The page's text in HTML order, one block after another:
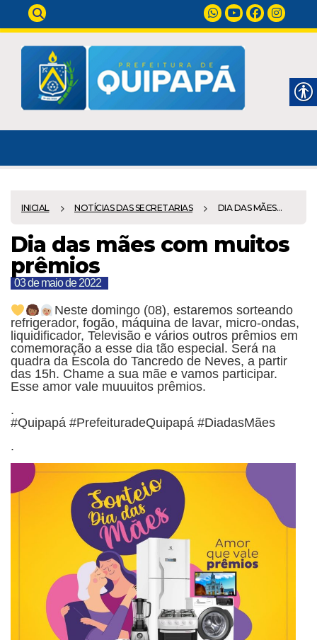
INICIAL NOTÍCIAS DAS SECRETARIAS DIA DAS MÃES...
Dia das mães com muitos
prêmios
03 de maio de 2022
Neste domingo (08), estaremos sorteando
refrigerador, fogão, máquina de lavar, micro-ondas,
liquidificador, Televisão e vários outros prêmios em
comemoração a esse dia tão especial. Será na
quadra da Escola do Tancredo de Neves, a partir
das 15h. Chame a sua mãe e vamos participar.
Esse amor vale muuuitos prêmios.
.
#Quipapá #PrefeituradeQuipapá #DiadasMães
.